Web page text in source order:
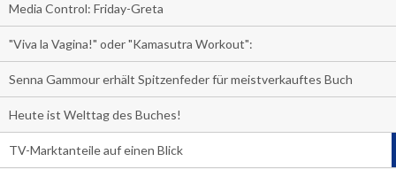
Media Control: Friday-Greta
"Viva la Vagina!" oder "Kamasutra Workout":
Senna Gammour erhält Spitzenfeder für meistverkauftes Buch
Heute ist Welttag des Buches!
TV-Marktanteile auf einen Blick